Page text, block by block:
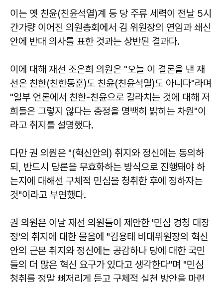
이는 옛 친윤(친윤석열)계 등 당 주류 세력이 전날 5시
간가량 이어진 의원총회에서 김 위원장의 연임과 쇄신
안에 반대 의사를 표한 것과는 상반된 결과다.
이에 대해 재선 조은희 의원은 "오늘 이 결론을 낸 재
선은 친한(친한동훈)도 친윤(친윤석열)도 아니다"라며
"일부 언론에서 친한-친윤으로 갈라치는 것에 대해 저
희들은 그렇지 않다는 충정을 명백히 밝히는 차원"이
라고 취지를 설명했다.
다만 권 의원은 "(혁신안의) 취지와 정신에는 동의하
되, 반드시 당론을 무효화하는 방식으로 진행돼야 하
는지에 대해선 구체적 민심을 청취한 후에 정하자는
것"이라고 부연했다.
권 의원은 이날 재선 의원들이 제안한 '민심 경청 대장
정'의 취지에 대한 물음에 "김용태 비대위원장의 혁신
안의 근본 취지와 정신에는 공감하나 당에 대한 국민
들의 더 많은 혁신 요구가 있다고 생각한다"며 "민심
청취를 정말 뼈저리게 듣고 구체적 실천 방안을 마련